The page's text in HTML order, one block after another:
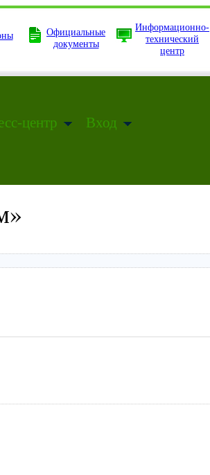
Официальные
документы
Информационно-
технический
центр
центр Вход